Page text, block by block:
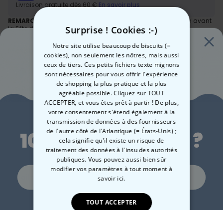
Livraison gratuite dès 60 € En savoir plus
REMARQUE :
une livraison avant
la Fête des Mères.
Méthode de paiment :
Édition spéciale, pour ainsi dire
N'importe qui : un ami, un homme / une femme ou un papa /
une maman peut devenir un héros de BD avec sa photo en
couverture
Imprimé sur du papier de haute qualité
Format A2
Cadre disponible en option
Description
Poster personnalisé - Bande Dessinée
Enfin, quelque chose de croustillant à afficher sur le mur - pour vos
amis et vos proches - découvrez ce
design de Bande Dessinée
avec la photo de votre choix et votre
propre texte. Pour son petit ami, sa chérie, son mari, son épouse, son
Détails
Poster personnalisé - Bande Dessinée
Imprimé sur du papier satiné mat de 180 grammes de haute
Surprise ! Cookies :-)
Notre site utilise beaucoup de biscuits (=
cookies), non seulement les nôtres, mais aussi
ceux de tiers. Ces petits fichiers texte mignons
sont nécessaires pour vous offrir l'expérience
de shopping la plus pratique et la plus
agréable possible. Cliquez sur TOUT
ACCEPTER, et vous êtes prêt à partir ! De plus,
votre consentement s'étend également à la
transmission de données à des fournisseurs
de l'autre côté de l'Atlantique (= États-Unis) ;
cela signifie qu'il existe un risque de
traitement des données à l'insu des autorités
publiques. Vous pouvez aussi bien sûr
modifier vos paramètres à tout momentà
savoir ici.
TOUT ACCEPTER
Envie de
10 % de réduction ?
Oui, volontiers !
Non merci, je n'aime pas les réductions